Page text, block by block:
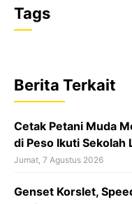
a
c
b
o
o
k
s
A
p
p
a
d
s
Tags
Berita Terkait
Cetak Petani Muda
di Peso Ikuti
Jumat, 7 Agustus 2026
‎Genset Korslet,